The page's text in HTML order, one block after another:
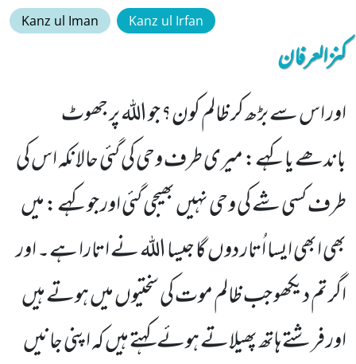
Kanz ul Iman Kanz ul Irfan
کنزالعرفان
اور اس سے بڑھ کر ظالم کون؟ جو اللہ پر جھوٹ
باندھے یا کہے: میری طرف وحی کی گئی حالانکہ اس کی
طرف کسی شے کی وحی نہیں بھیجی گئی اور جو کہے : میں
بھی ابھی ایسا اُتار دوں گا جیسا اللہ نے اتارا ہے۔ اور
اگر تم دیکھو جب ظالم موت کی سختیوں میں ہوتے ہیں
اور فرشتے ہاتھ پھیلاتے ہوئے کہتے ہیں کہ اپنی جانیں